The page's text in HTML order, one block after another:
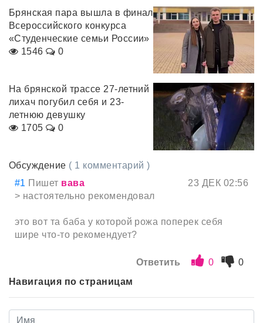
Брянская пара вышла в финал
Всероссийского конкурса
«Студенческие семьи России»
1546
0
На брянской трассе 27-летний
лихач погубил себя и 23-
летнюю девушку
1705
0
Обсуждение ( 1 комментарий )
#1 Пишет вава
23 ДЕК 02:56
> настоятельно рекомендовал
это вот та баба у которой рожа поперек себя
шире что-то рекомендует?
Ответить 0
0
Навигация по страницам